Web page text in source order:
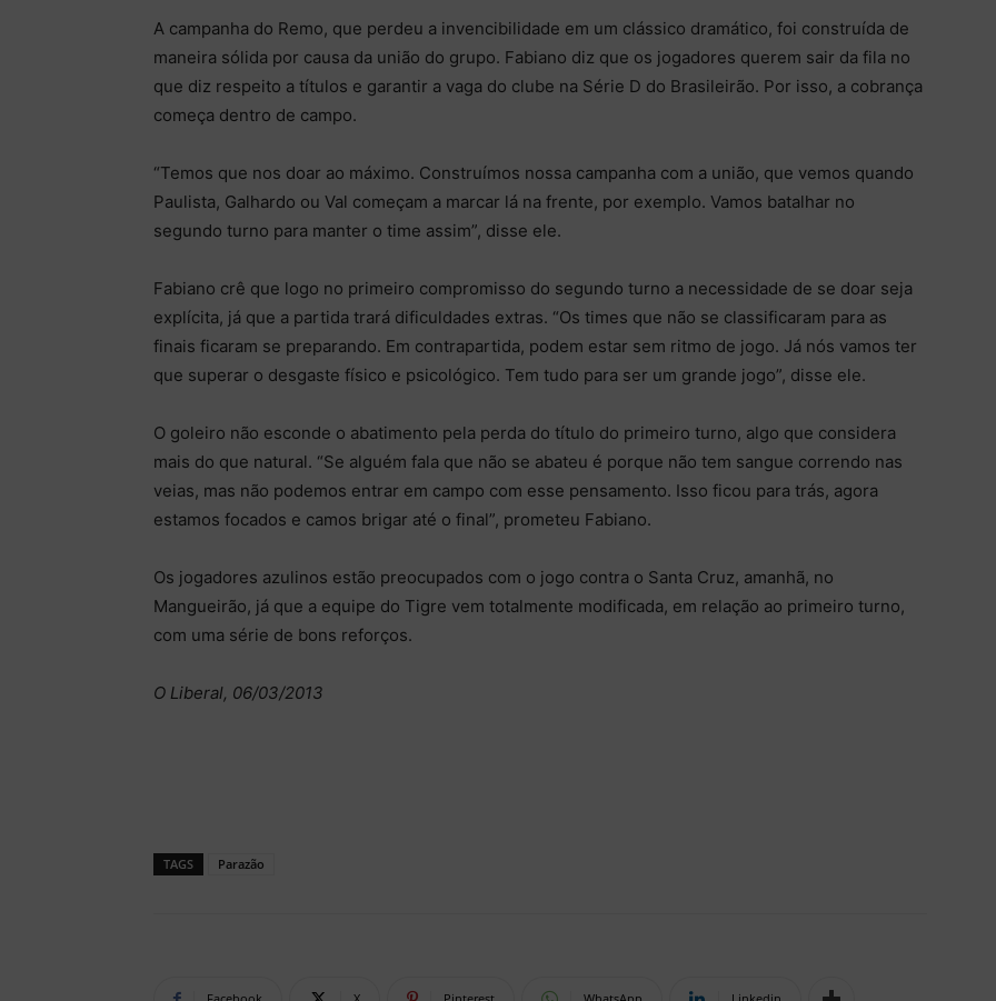
A campanha do Remo, que perdeu a invencibilidade em um clássico dramático, foi construída de
maneira sólida por causa da união do grupo. Fabiano diz que os jogadores querem sair da fila no
que diz respeito a títulos e garantir a vaga do clube na Série D do Brasileirão. Por isso, a cobrança
começa dentro de campo.
“Temos que nos doar ao máximo. Construímos nossa campanha com a união, que vemos quando
Paulista, Galhardo ou Val começam a marcar lá na frente, por exemplo. Vamos batalhar no
segundo turno para manter o time assim”, disse ele.
Fabiano crê que logo no primeiro compromisso do segundo turno a necessidade de se doar seja
explícita, já que a partida trará dificuldades extras. “Os times que não se classificaram para as
finais ficaram se preparando. Em contrapartida, podem estar sem ritmo de jogo. Já nós vamos ter
que superar o desgaste físico e psicológico. Tem tudo para ser um grande jogo”, disse ele.
O goleiro não esconde o abatimento pela perda do título do primeiro turno, algo que considera
mais do que natural. “Se alguém fala que não se abateu é porque não tem sangue correndo nas
veias, mas não podemos entrar em campo com esse pensamento. Isso ficou para trás, agora
estamos focados e camos brigar até o final”, prometeu Fabiano.
Os jogadores azulinos estão preocupados com o jogo contra o Santa Cruz, amanhã, no
Mangueirão, já que a equipe do Tigre vem totalmente modificada, em relação ao primeiro turno,
com uma série de bons reforços.
O Liberal, 06/03/2013
TAGS Parazão